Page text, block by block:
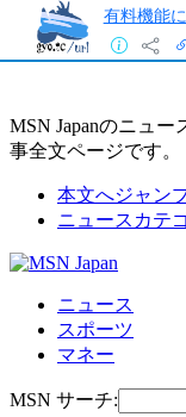
有料機能